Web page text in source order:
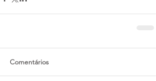
Comentários